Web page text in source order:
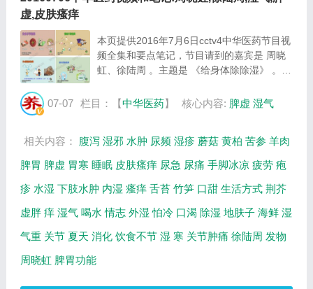
虚,皮肤瘙痒
本页提供2016年7月6日cctv4中华医药节目视
频全集和要点笔记，节目请到的嘉宾是 周晓
虹、徐陆周 。主题是 《给身体除除湿》 。主
么来的，缓解皮肤瘙痒的小妙方,预防湿疹的
07-07 栏目：【中华医药】 核心内容: 脾虚 湿气
相关内容： 腹泻 湿邪 水肿 尿频 湿疹 蘑菇 黄柏 苦参 羊肉
脾胃 脾虚 胃寒 睡眠 皮肤瘙痒 尿急 尿痛 手脚冰凉 疲劳 疱
疹 水湿 下肢水肿 内湿 瘙痒 舌苔 竹笋 口甜 生活方式 荆芥
虚胖 痒 湿气 喝水 情志 外湿 怕冷 口渴 除湿 地肤子 海鲜 湿
气重 关节 夏天 消化 饮食不节 湿 寒 关节肿痛 徐陆周 发物
周晓虹 脾胃功能